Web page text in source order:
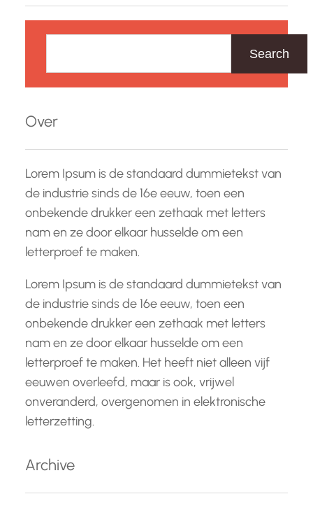
voor ouderen In de Marokkaanse cultuur wordt
k
n
Search
Over
Lorem Ipsum is de standaard dummietekst van
de industrie sinds de 16e eeuw, toen een
onbekende drukker een zethaak met letters
nam en ze door elkaar husselde om een
letterproef te maken.
Lorem Ipsum is de standaard dummietekst van
de industrie sinds de 16e eeuw, toen een
onbekende drukker een zethaak met letters
nam en ze door elkaar husselde om een
letterproef te maken. Het heeft niet alleen vijf
eeuwen overleefd, maar is ook, vrijwel
onveranderd, overgenomen in elektronische
letterzetting.
Archive